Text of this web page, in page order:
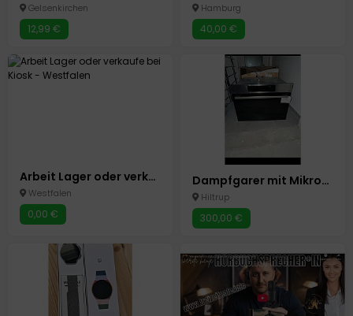
Gelsenkirchen
12,99 €
Hamburg
40,00 €
Arbeit Lager oder verkaufe bei Kiosk
Westfalen
0,00 €
Dampfgarer mit Mikrowelle samsung NQ5B4513GBS NEU
Hiltrup
300,00 €